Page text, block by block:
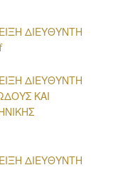
ΔΙΕΥΘΥΝΤΗ
ΔΙΕΥΘΥΝΤΗ
ΚΑΙ
ΔΙΕΥΘΥΝΤΗ